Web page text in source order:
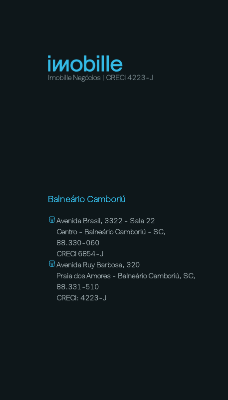
Imobille Negócios | CRECI 4223-J
Balneário Camboriú
Avenida Brasil, 3322 - Sala 22
Centro - Balneário Camboriú - SC,
88.330-060
CRECI 6854-J
Avenida Ruy Barbosa, 320
Praia dos Amores - Balneário Camboriú, SC,
88.331-510
CRECI: 4223-J